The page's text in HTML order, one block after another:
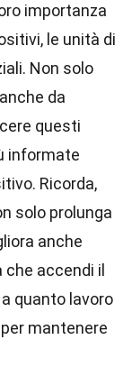
importanza
le unità di
Non solo
da
questi
informate
Ricorda,
solo prolunga
anche
che accendi il
quanto lavoro
mantenere